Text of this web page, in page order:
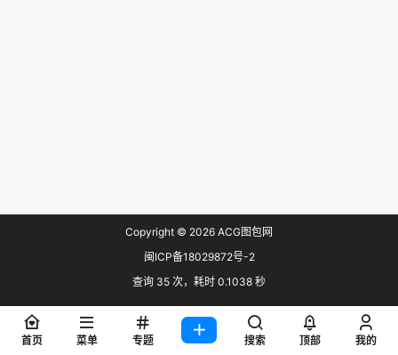
Copyright © 2026 ACG图包网
闽ICP备18029872号-2
查询 35 次，耗时 0.1038 秒
首页 菜单 专题 搜索 顶部 我的